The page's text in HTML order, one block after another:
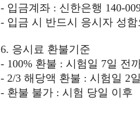
- 입금계좌 : 신한은행 140-
- 입금 시 반드시 응시자 성
6. 응시료 환불기준
- 100% 환불 : 시험일 7일 전
- 2/3 해당액 환불 : 시험일 2
- 환불 불가 : 시험 당일 이후